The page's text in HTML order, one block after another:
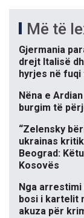
Më të
Gjermania
drejt Italisë
hyrjes në
Nëna e
burgim të
“Zelensky
ukrainas
Beograd:
Kosovës
Nga arrestimi
bosi i kartelit
akuza për